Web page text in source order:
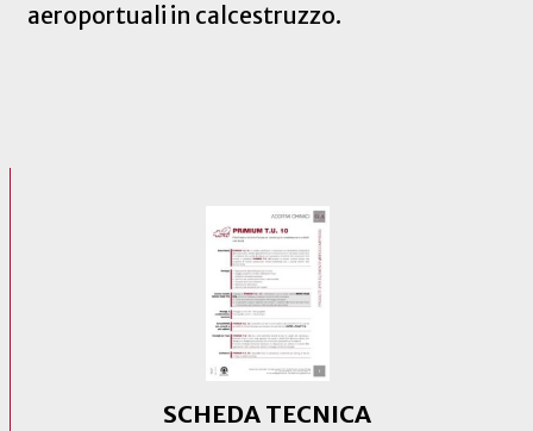
aeroportuali in calcestruzzo.
SCHEDA TECNICA